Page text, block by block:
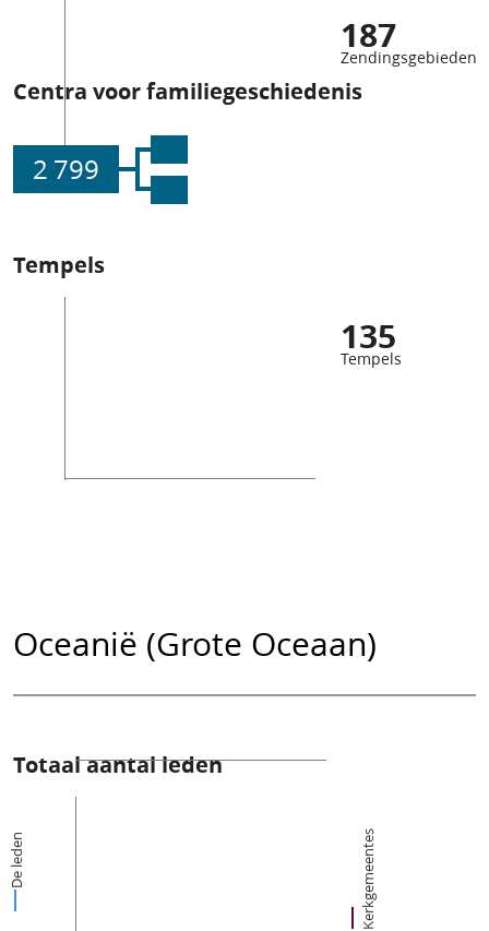
187
Zendingsgebieden
Centra voor familiegeschiedenis
2 799
Tempels
135
Tempels
Oceanië (Grote Oceaan)
Totaal aantal leden
De leden Kerkgemeentes